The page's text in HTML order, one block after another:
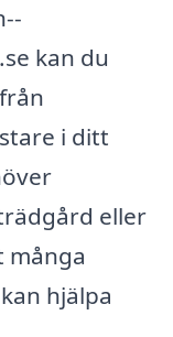
kan du
i ditt
eller
många
hjälpa